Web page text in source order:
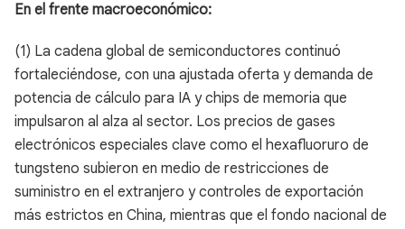
En el frente macroeconómico:
(1) La cadena global de semiconductores continuó
fortaleciéndose, con una ajustada oferta y demanda de
potencia de cálculo para IA y chips de memoria que
impulsaron al alza al sector. Los precios de gases
electrónicos especiales clave como el hexafluoruro de
tungsteno subieron en medio de restricciones de
suministro en el extranjero y controles de exportación
más estrictos en China, mientras que el fondo nacional de